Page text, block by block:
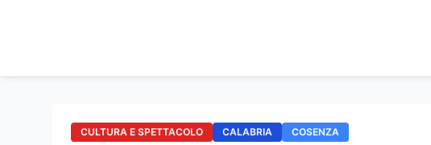
CULTURA E SPETTACOLO CALABRIA COSENZA